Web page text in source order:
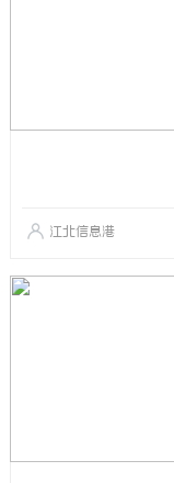
江北信息港